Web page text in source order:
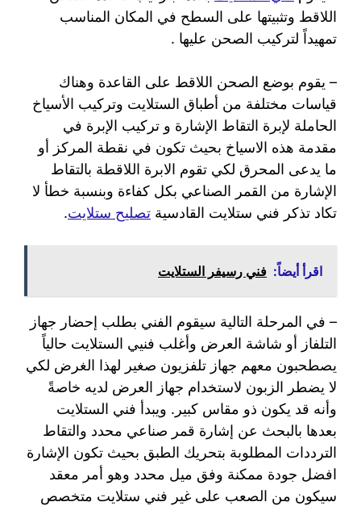
اللاقط وتثبيتها على السطح في المكان المناسب
تمهيداً لتركيب الصحن عليها .
– يقوم بوضع الصحن اللاقط على القاعدة وهناك
قياسات مختلفة من أطباق الستلايت وتركيب الأسياخ
الحاملة لإبرة التقاط الإشارة و تركيب الإبرة في
مقدمة هذه الاسياخ بحيث تكون في نقطة المركز أو
ما يدعى المحرق لكي تقوم الابرة اللاقطة بالتقاط
الإشارة من القمر الصناعي بكل كفاءة وبنسبة خطأ لا
تكاد تذكر فني ستلايت القادسية تصليح ستلايت.
اقرأ أيضاً: فني رسيفر الستلايت
– في المرحلة التالية سيقوم الفني بطلب إحضار جهاز
التلفاز أو شاشة العرض وأغلب فنيي الستلايت حالياً
يصطحبون معهم جهاز تلفزيون صغير لهذا الغرض لكي
لا يضطر الزبون لاستخدام جهاز العرض لديه خاصةً
وأنه قد يكون ذو مقاس كبير. ويبدأ فني الستلايت
بعدها بالبحث عن إشارة قمر صناعي محدد والتقاط
الترددات المطلوبة بتحريك الطبق بحيث تكون الإشارة
افضل جودة ممكنة وفق ميل محدد وهو أمر معقد
سيكون من الصعب على غير فني ستلايت متخصص